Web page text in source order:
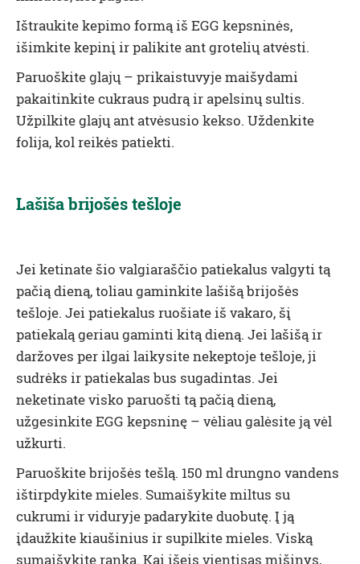
Ištraukite kepimo formą iš EGG kepsninės,
išimkite kepinį ir palikite ant grotelių atvėsti.
Paruoškite glajų – prikaistuvyje maišydami
pakaitinkite cukraus pudrą ir apelsinų sultis.
Užpilkite glajų ant atvėsusio kekso. Uždenkite
folija, kol reikės patiekti.
Lašiša brijošės tešloje
Jei ketinate šio valgiaraščio patiekalus valgyti tą
pačią dieną, toliau gaminkite lašišą brijošės
tešloje. Jei patiekalus ruošiate iš vakaro, šį
patiekalą geriau gaminti kitą dieną. Jei lašišą ir
daržoves per ilgai laikysite nekeptoje tešloje, ji
sudrėks ir patiekalas bus sugadintas. Jei
neketinate visko paruošti tą pačią dieną,
užgesinkite EGG kepsninę – vėliau galėsite ją vėl
užkurti.
Paruoškite brijošės tešlą. 150 ml drungno vandens
ištirpdykite mieles. Sumaišykite miltus su
cukrumi ir viduryje padarykite duobutę. Į ją
įdaužkite kiaušinius ir supilkite mieles. Viską
sumaišykite ranka. Kai išeis vientisas mišinys,